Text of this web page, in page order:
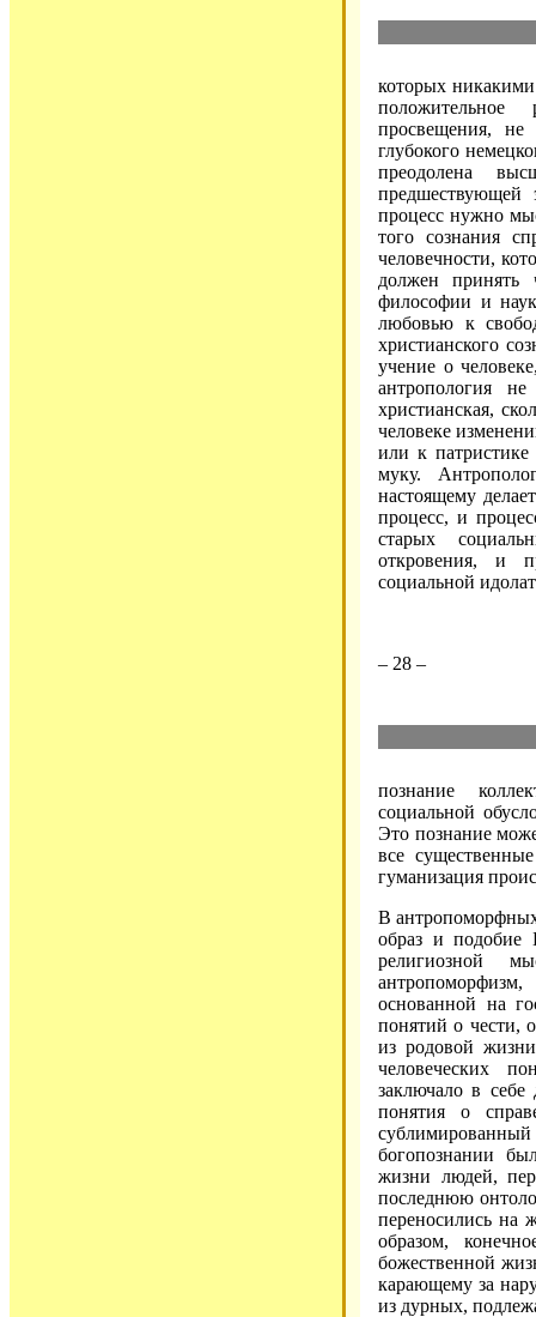
которых никакими
просвещения, не
глубокого
преодолена
предшествующей
процесс нужно
того сознания
человечности,
должен принять
философии и
любовью к
христианского
учение о
антропология
христианская,
человеке
или к
муку.
настоящему
процесс, и
старых
откровения, и
социальной
– 28 –
познание
социальной
Это познание
все
гуманизация
В антропоморфных
образ и подобие
религиозной
основанной на
понятий о чести,
из родовой
человеческих
заключало в себе
понятия о
богопознании
жизни людей,
последнюю
переносились на
образом,
божественной
карающему за
из дурных,